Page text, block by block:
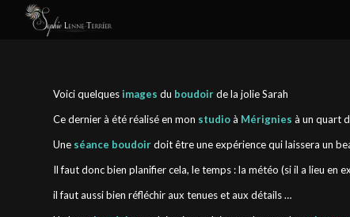
Voici quelques images du boudoirde la jolie Sarah
Ce dernier à été réalisé en mon studioà Mérignies à un quart
Une séance boudoirdoit être une expérience qui laissera un
Il faut donc bien planifier cela, le temps : la météo (si il a lieu en
il faut aussi bien réfléchir aux tenues et aux détails …